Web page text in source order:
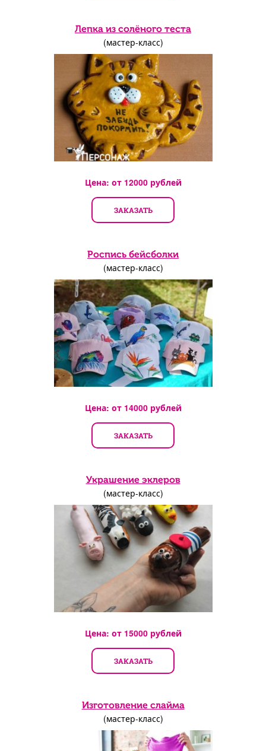
Лепка из солёного теста
(мастер-класс)
Цена: от 12000рублей
ЗАКАЗАТЬ
Роспись бейсболки
(мастер-класс)
Цена: от 14000рублей
ЗАКАЗАТЬ
Украшение эклеров
(мастер-класс)
Цена: от 15000рублей
ЗАКАЗАТЬ
Изготовление слайма
(мастер-класс)